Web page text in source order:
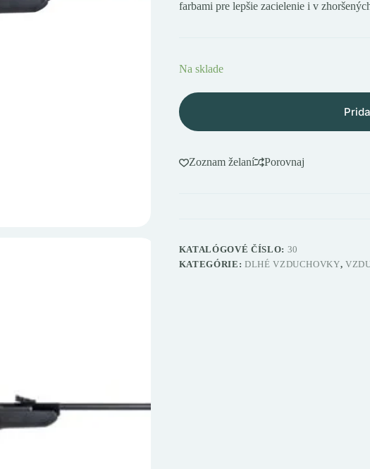
farbami pre lepšie zacielenie i v
Na sklade
Zoznam želaní Porovnaj
KATALÓGOVÉ ČÍSLO: 30
KATEGÓRIE: DLHÉ VZDUCHOVKY,